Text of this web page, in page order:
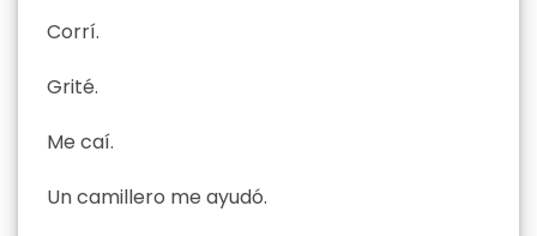
Corrí.
Grité.
Me caí.
Un camillero me ayudó.